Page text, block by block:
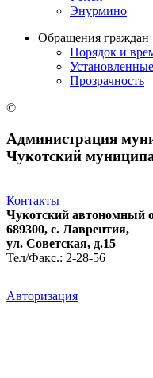
Энурмино
Обращения граждан
Порядок и
Прозрачность
©
Администрация
Чукотский
Контакты
Чукотский автономный
689300, с. Лаврентия,
ул. Советская, д.15
Тел/Факс.: 2-28-56
Авторизация